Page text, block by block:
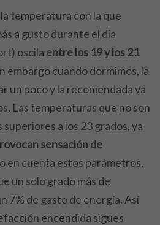
temperatura con la que
a gusto durante el día
oscila entre los 19 y los 21
embargo cuando dormimos, la
un poco y la recomendada va
Las temperaturas que no son
a los 23 grados, ya
sensación de
en cuenta estos parámetros,
un solo grado más de
7% de gasto de energía. Así
encendida sigues